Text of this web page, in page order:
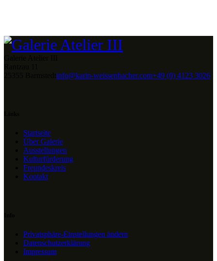
info@karin-weissenbacher.com+49 (0) 4123 3026
Startseite
Über Galerie
Ausstellungen
Kulturfürderung
Freundeskreis
Kontakt
Privatsphäre-Einstellungen ändern
Datenschutzerklärung
Impressum